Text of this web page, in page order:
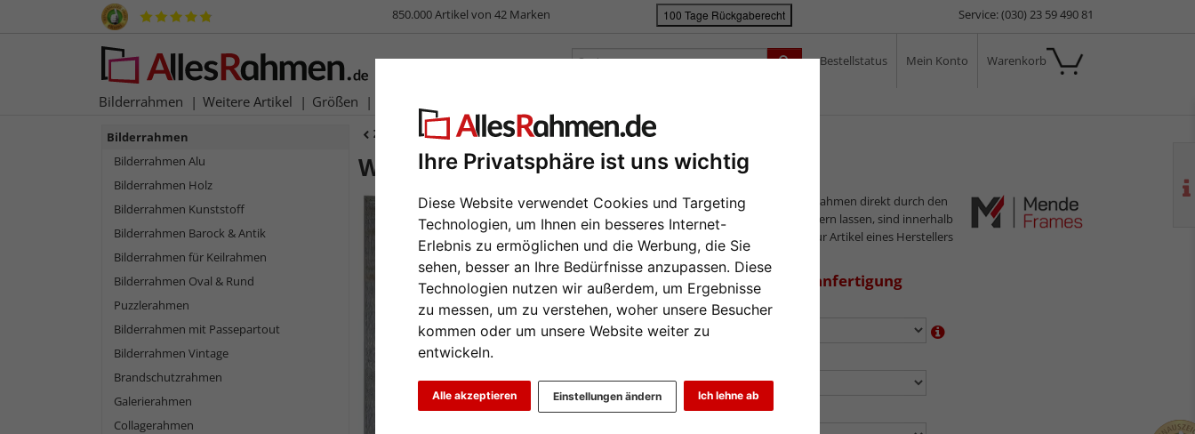
Ihre Privatsphäre ist uns wichtig
Diese Website verwendet Cookies und Targeting
Technologien, um Ihnen ein besseres Internet-
Erlebnis zu ermöglichen und die Werbung, die Sie
sehen, besser an Ihre Bedürfnisse anzupassen. Diese
Technologien nutzen wir außerdem, um Ergebnisse
zu messen, um zu verstehen, woher unsere Besucher
kommen oder um unsere Website weiter zu
entwickeln.
Alle akzeptieren Ich lehne ab
Einstellungen ändern
850.000 Artikel von 42 Marken 100 Tage Rückgaberecht Service: (030) 23 59 490 81
Bestellstatus Mein Konto Warenkorb
Bilderrahmen Weitere Artikel Größen
Zurück |Bilderrahmen-Shop Bilderrahmen Wandspiegel Martins
Wandspiegel Martins
Da wir die Bilderrahmen direkt durch den
Hersteller ausliefern lassen, sind innerhalb
eines Auftrags nur Artikel eines Herstellers
möglich.
zur Maßanfertigung
Format wählen:
Glasart wählen:
Bilderrahmen
Bilderrahmen Alu
Bilderrahmen Holz
Bilderrahmen Kunststoff
Bilderrahmen Barock & Antik
Bilderrahmen für Keilrahmen
Bilderrahmen Oval & Rund
Puzzlerahmen
Bilderrahmen mit Passepartout
Bilderrahmen Vintage
Brandschutzrahmen
Galerierahmen
Collagerahmen